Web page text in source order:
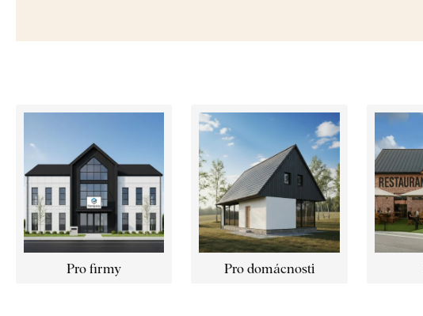
Pro firmy Pro domácnosti